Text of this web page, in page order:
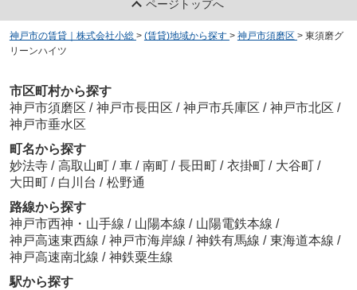
ページトップへ
神戸市の賃貸｜株式会社小総 > (賃貸)地域から探す > 神戸市須磨区 > 東須磨グ
リーンハイツ
市区町村から探す
神戸市須磨区 / 神戸市長田区 / 神戸市兵庫区 / 神戸市北区 /
神戸市垂水区
町名から探す
妙法寺 / 高取山町 / 車 / 南町 / 長田町 / 衣掛町 / 大谷町 /
大田町 / 白川台 / 松野通
路線から探す
神戸市西神・山手線 / 山陽本線 / 山陽電鉄本線 /
神戸高速東西線 / 神戸市海岸線 / 神鉄有馬線 / 東海道本線 /
神戸高速南北線 / 神鉄粟生線
駅から探す